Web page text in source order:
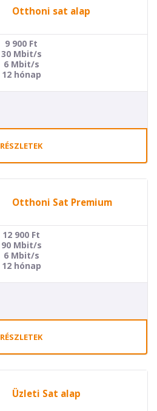
Otthoni sat alap
9 900 Ft
30 Mbit/s
6 Mbit/s
12 hónap
RÉSZLETEK
Otthoni Sat Premium
12 900 Ft
90 Mbit/s
6 Mbit/s
12 hónap
RÉSZLETEK
Üzleti Sat alap